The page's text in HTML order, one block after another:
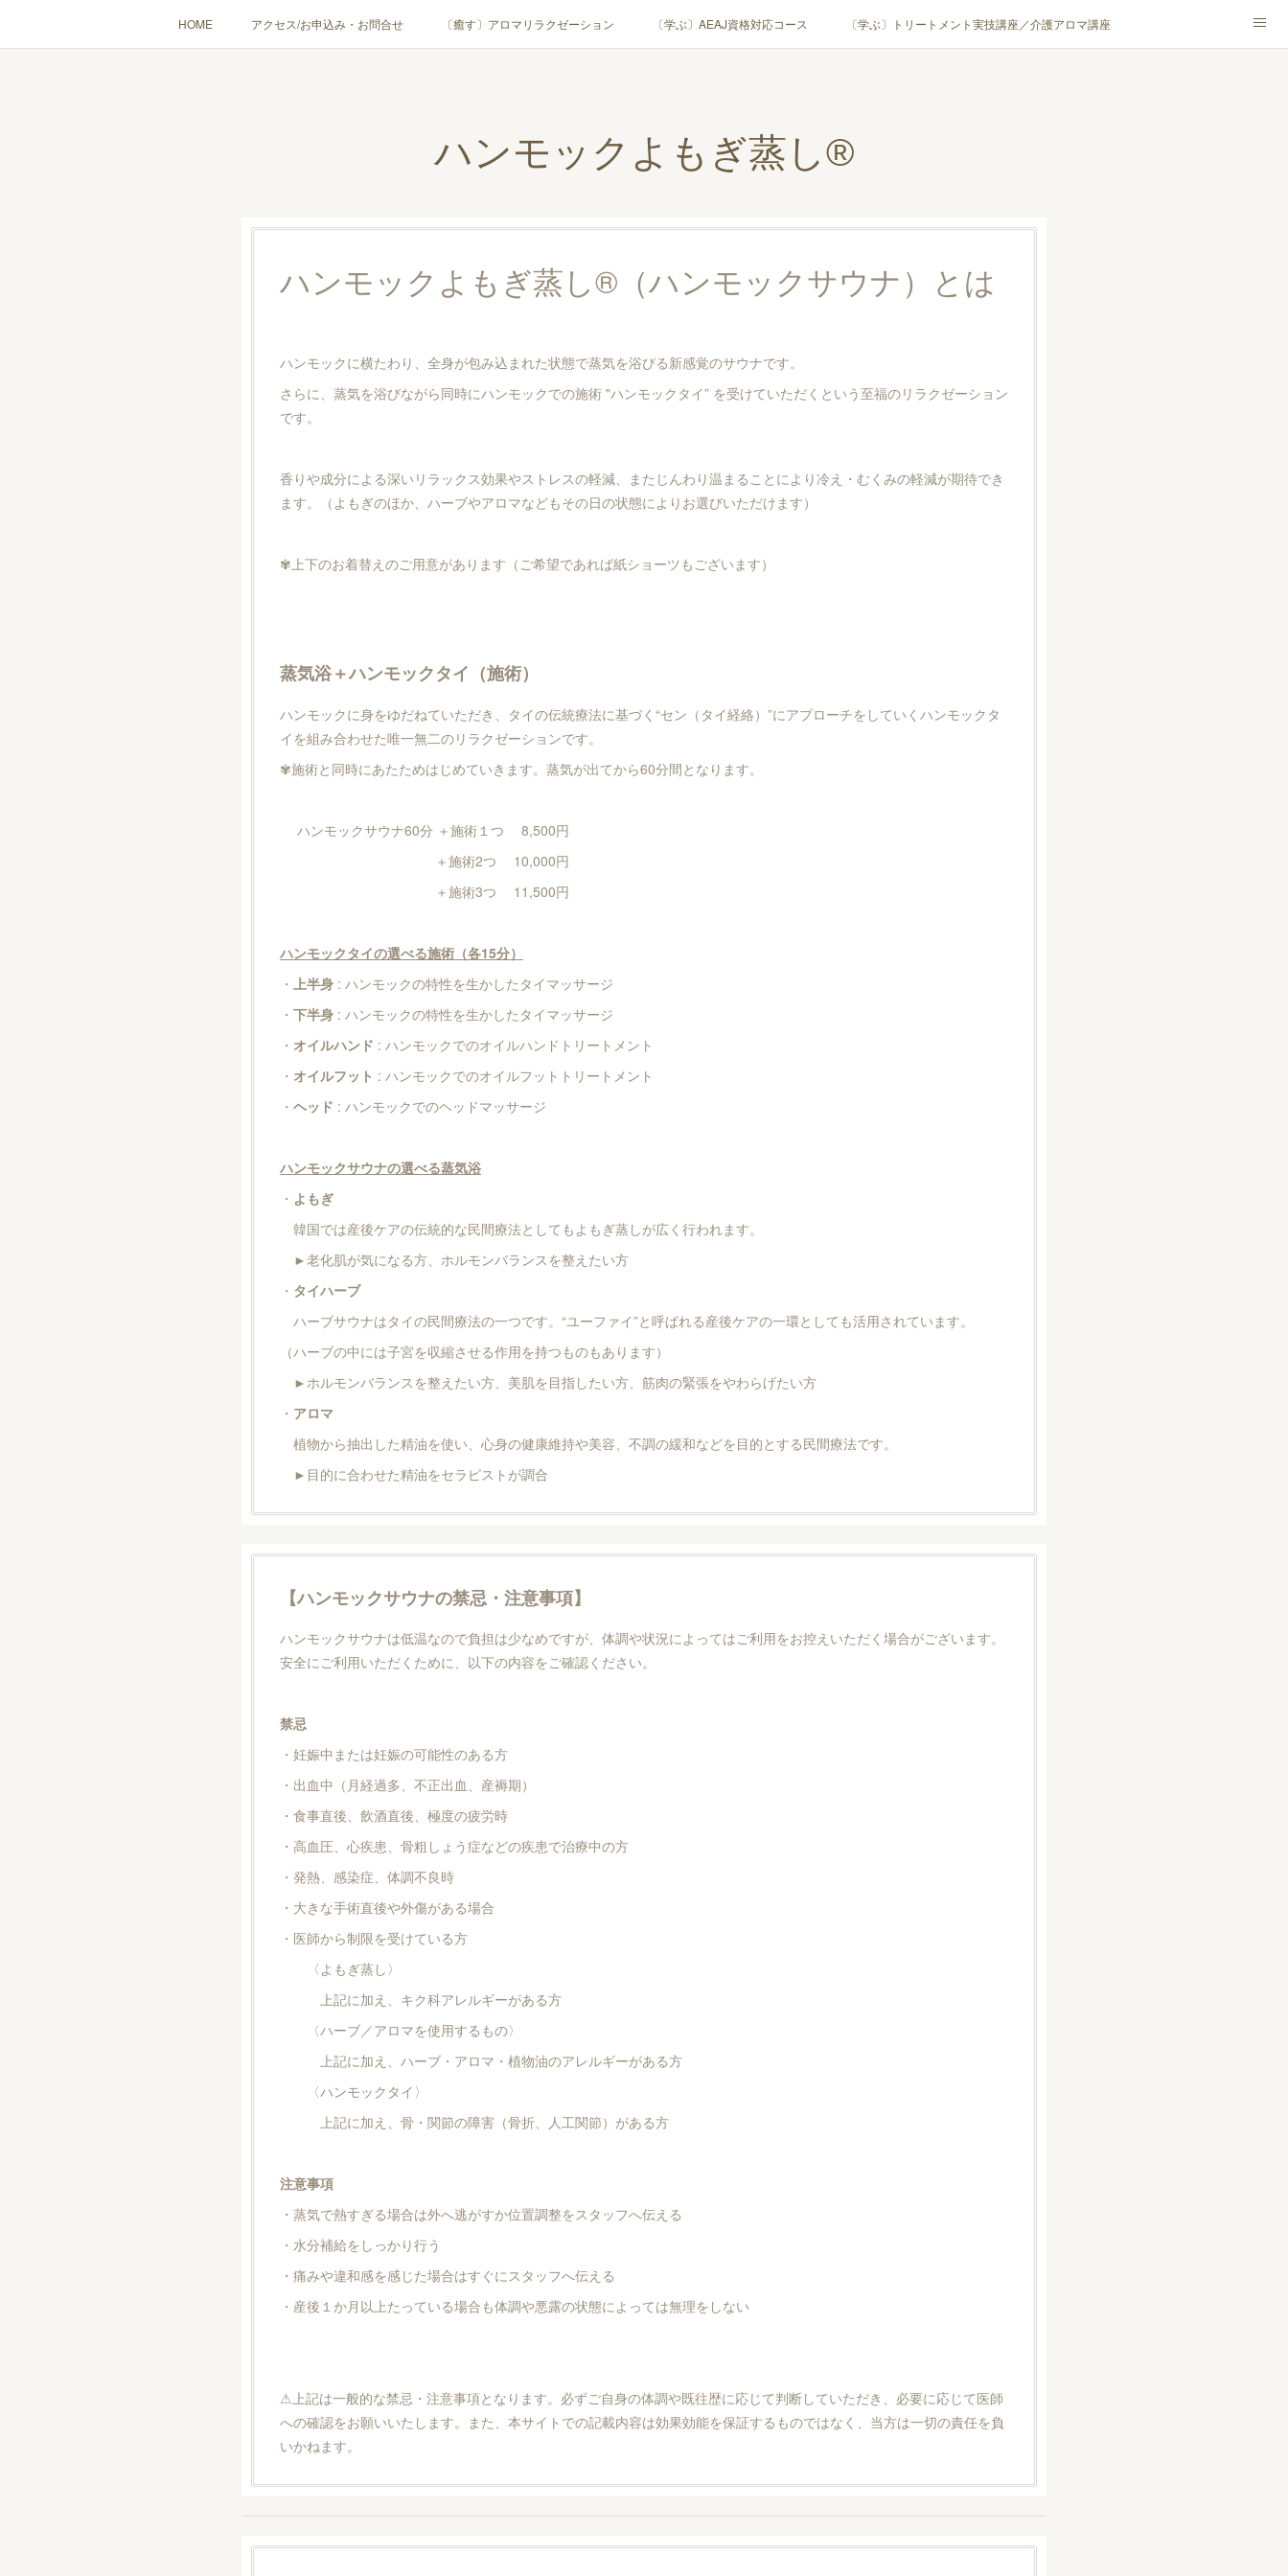
HOME アクセス/お申込み・お問合せ 〔癒す〕アロマリラクゼーション 〔学ぶ〕AEAJ資格対応コース 〔学ぶ〕トリートメント実技講座／介護アロマ講座
ハンモックよもぎ蒸し®
ハンモックよもぎ蒸し®（ハンモックサウナ）とは
ハンモックに横たわり、全身が包み込まれた状態で蒸気を浴びる新感覚のサウナです。
さらに、蒸気を浴びながら同時にハンモックでの施術 "ハンモックタイ” を受けていただくという至福のリラクゼーション
です。
香りや成分による深いリラックス効果やストレスの軽減、またじんわり温まることにより冷え・むくみの軽減が期待でき
ます。（よもぎのほか、ハーブやアロマなどもその日の状態によりお選びいただけます）
✾上下のお着替えのご用意があります（ご希望であれば紙ショーツもございます）
蒸気浴＋ハンモックタイ（施術）
ハンモックに身をゆだねていただき、タイの伝統療法に基づく“セン（タイ経絡）”にアプローチをしていくハンモックタ
イを組み合わせた唯一無二のリラクゼーションです。
✾施術と同時にあたためはじめていきます。蒸気が出てから60分間となります。
ハンモックサウナ60分 ＋施術１つ 8,500円
＋施術2つ 10,000円
＋施術3つ 11,500円
ハンモックタイの選べる施術（各15分）
・ 上半身 : ハンモックの特性を生かしたタイマッサージ
・ 下半身 : ハンモックの特性を生かしたタイマッサージ
・ オイルハンド : ハンモックでのオイルハンドトリートメント
・ オイルフット : ハンモックでのオイルフットトリートメント
・ ヘッド : ハンモックでのヘッドマッサージ
ハンモックサウナの選べる蒸気浴
・ よもぎ
韓国では産後ケアの伝統的な民間療法としてもよもぎ蒸しが広く行われます。
►老化肌が気になる方、ホルモンバランスを整えたい方
・ タイハーブ
ハーブサウナはタイの民間療法の一つです。“ユーファイ”と呼ばれる産後ケアの一環としても活用されています。
（ハーブの中には子宮を収縮させる作用を持つものもあります）
►ホルモンバランスを整えたい方、美肌を目指したい方、筋肉の緊張をやわらげたい方
・ アロマ
植物から抽出した精油を使い、心身の健康維持や美容、不調の緩和などを目的とする民間療法です。
►目的に合わせた精油をセラピストが調合
【ハンモックサウナの禁忌・注意事項】
ハンモックサウナは低温なので負担は少なめですが、体調や状況によってはご利用をお控えいただく場合がございます。
安全にご利用いただくために、以下の内容をご確認ください。
禁忌
・妊娠中または妊娠の可能性のある方
・出血中（月経過多、不正出血、産褥期）
・食事直後、飲酒直後、極度の疲労時
・高血圧、心疾患、骨粗しょう症などの疾患で治療中の方
・発熱、感染症、体調不良時
・大きな手術直後や外傷がある場合
・医師から制限を受けている方
〈よもぎ蒸し〉
上記に加え、キク科アレルギーがある方
〈ハーブ／アロマを使用するもの〉
上記に加え、ハーブ・アロマ・植物油のアレルギーがある方
〈ハンモックタイ〉
上記に加え、骨・関節の障害（骨折、人工関節）がある方
注意事項
・蒸気で熱すぎる場合は外へ逃がすか位置調整をスタッフへ伝える
・水分補給をしっかり行う
・痛みや違和感を感じた場合はすぐにスタッフへ伝える
・産後１か月以上たっている場合も体調や悪露の状態によっては無理をしない
⚠上記は一般的な禁忌・注意事項となります。必ずご自身の体調や既往歴に応じて判断していただき、必要に応じて医師
への確認をお願いいたします。また、本サイトでの記載内容は効果効能を保証するものではなく、当方は一切の責任を負
いかねます。